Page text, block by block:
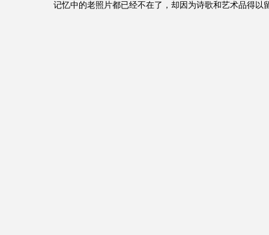
记忆中的老照片都已经不在了，却因为诗歌和艺术品得以